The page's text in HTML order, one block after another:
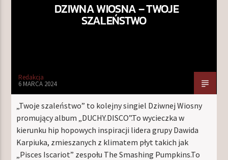
DZIWNA WIOSNA – TWOJE
SZALEŃSTWO
Redakcja
6 MARCA 2024
„Twoje szaleństwo” to kolejny singiel Dziwnej Wiosny
promujący album „DUCHY.DISCO”.To wycieczka w
kierunku hip hopowych inspiracji lidera grupy Dawida
Karpiuka, zmieszanych z klimatem płyt takich jak
„Pisces Iscariot” zespołu The Smashing Pumpkins.To